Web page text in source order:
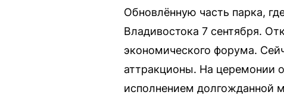
Обновлённую часть парка,
Владивостока 7 сентября.
экономического форума.
аттракционы. На церемонии
исполнением долгожданной